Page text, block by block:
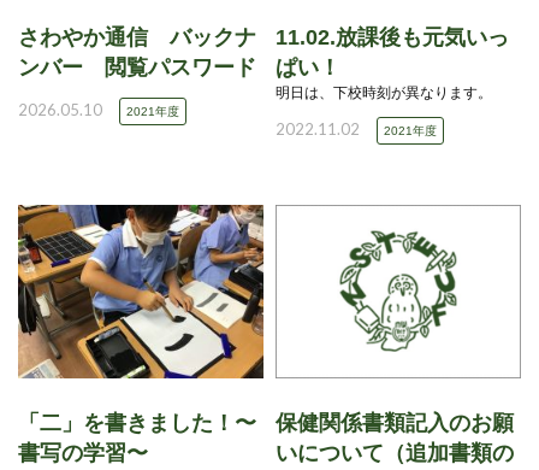
さわやか通信 バックナ
ンバー 閲覧パスワード
2026.05.10 2021年度
11.02.放課後も元気いっ
ぱい！
明日は、下校時刻が異なります。
2022.11.02 2021年度
「二」を書きました！〜
書写の学習〜
保健関係書類記入のお願
いについて（追加書類の